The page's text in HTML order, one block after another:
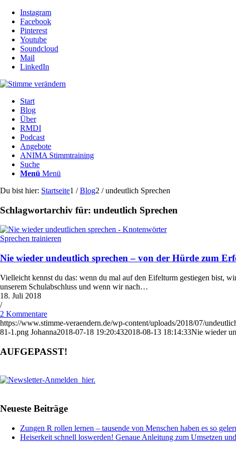
Instagram
Facebook
Pinterest
Youtube
Soundcloud
Mail
LinkedIn
Start
Blog
Über
RMDI
Podcast
Angebote
ANIMA Stimmtraining
Suche
Menü Menü
Du bist hier: Startseite1 / Blog2 / undeutlich Sprechen
Schlagwortarchiv für: undeutlich Sprechen
Sprechen trainieren
Nie wieder undeutlich sprechen – von der Hürde zum
Vielleicht kennst du das: wenn du mal auf den Eifelturm gestiegen bist,
unserem Schulabschluss und wenn wir nach…
18. Juli 2018
/
2 Kommentare
https://www.stimme-veraendern.de/wp-content/uploads/2018/07/
81-1.png Johanna2018-07-18 19:20:432018-08-13 18:14:33Nie wieder
AUFGEPASST!
Neueste Beiträge
Zungen R rollen lernen – tausende von Menschen haben es so
Heiserkeit schnell loswerden! Genaue Anleitung zum Umsetzen